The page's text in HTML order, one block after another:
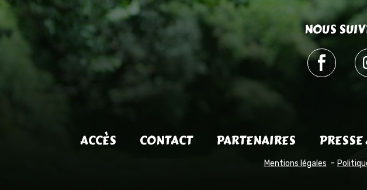
NOUS
ACCÈS CONTACT PARTENAIRES
Mentions légales